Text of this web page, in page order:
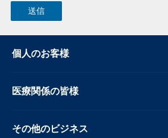
個人のお客様
医療関係の皆様
その他のビジネス